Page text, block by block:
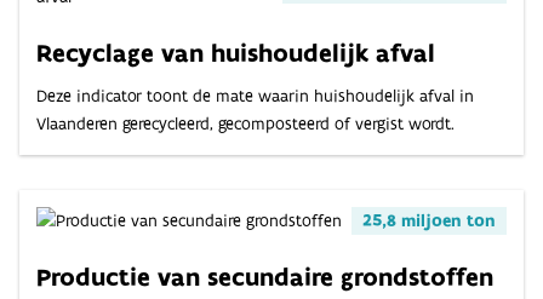
Recyclage van huishoudelijk afval
Deze indicator toont de mate waarin huishoudelijk afval in
Vlaanderen gerecycleerd, gecomposteerd of vergist wordt.
25,8 miljoen ton
Productie van secundaire grondstoffen